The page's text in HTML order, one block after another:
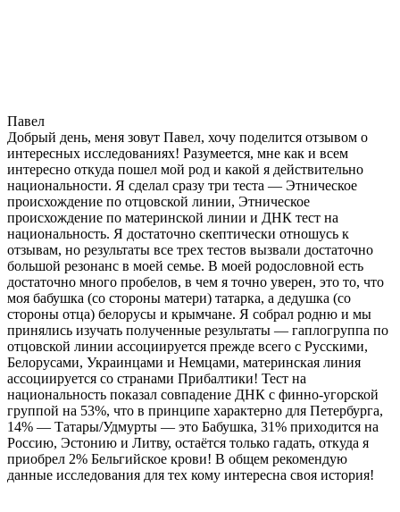
Павел
Добрый день, меня зовут Павел, хочу поделится отзывом о
интересных исследованиях! Разумеется, мне как и всем
интересно откуда пошел мой род и какой я действительно
национальности. Я сделал сразу три теста — Этническое
происхождение по отцовской линии, Этническое
происхождение по материнской линии и ДНК тест на
национальность. Я достаточно скептически отношусь к
отзывам, но результаты все трех тестов вызвали достаточно
большой резонанс в моей семье. В моей родословной есть
достаточно много пробелов, в чем я точно уверен, это то, что
моя бабушка (со стороны матери) татарка, а дедушка (со
стороны отца) белорусы и крымчане. Я собрал родню и мы
принялись изучать полученные результаты — гаплогруппа по
отцовской линии ассоциируется прежде всего с Русскими,
Белорусами, Украинцами и Немцами, материнская линия
ассоциируется со странами Прибалтики! Тест на
национальность показал совпадение ДНК с финно-угорской
группой на 53%, что в принципе характерно для Петербурга,
14% — Татары/Удмурты — это Бабушка, 31% приходится на
Россию, Эстонию и Литву, остаётся только гадать, откуда я
приобрел 2% Бельгийское крови! В общем рекомендую
данные исследования для тех кому интересна своя история!